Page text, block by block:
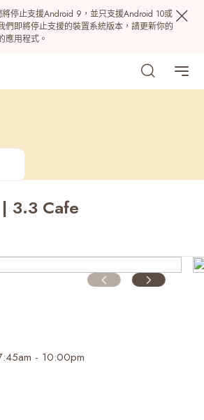
停止支援Android 9，並只支援Android 10或
們即將停止支援的裝置系統版本，請更新你的
應用程式。
3.3 Cafe
- 10:00pm